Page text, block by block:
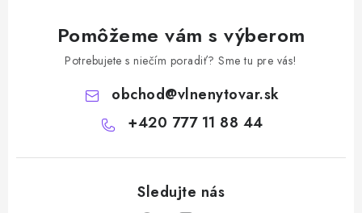
Pomôžeme vám s výberom
Potrebujete s niečím poradiť? Sme tu pre vás!
obchod@vlnenytovar.sk
+420 777 11 88 44